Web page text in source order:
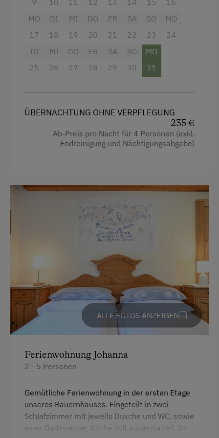
Freizeitaktivitäten am Betrieb und in der
Almausflüge
Almwandern
Bogenschießen
Eislaufen
Eisstockschießen
Erlebniswanderung
Fitnesscenter
Freibad
Geführte Bergtouren
Geführte Wanderungen
Golf
Heimatabend
Jogging-Routen
Kegelbahn
Klettern
Balkon/Terrasse
Dusche
Fernseher
Küche
Kühlschrank
Backofen
Kaffeemaschine
Toilette
Wlan
Doppelbett (Kingsize)
MO
17
DI
18
MI
19
DO
20
FR
21
SA
22
SO
23
MO
24
DI
25
MI
26
DO
27
FR
28
SA
29
SO
30
MO
31
ÜBERNACHTUNG OHNE VERPFLEGUNG
235 €
Ab-Preis pro Nacht für 4 Personen (exkl.
Endreinigung und Nächtigungsabgabe)
ALLE FOTOS ANZEIGEN
Ferienwohnung Johanna
2 - 5 Personen
Gemütliche Ferienwohnung in der ersten Etage
unseres Bauernhauses. Eingeteilt in zwei
Schlafzimmer mit jeweils Dusche und WC, sowie
einer Badewanne; Küche voll ausgestattet. Im